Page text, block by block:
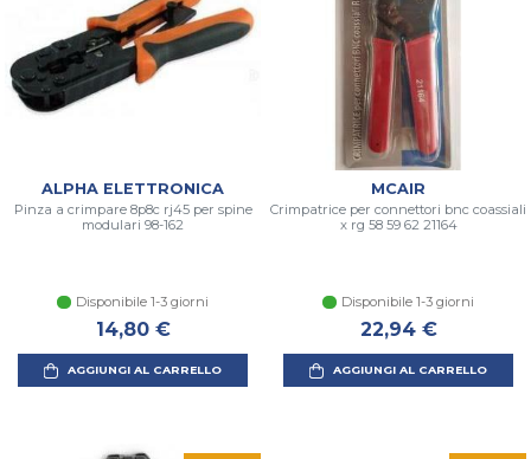
ALPHA ELETTRONICA
Pinza a crimpare 8p8c rj45 per spine
modulari 98-162
Disponibile 1-3 giorni
14,80 €
AGGIUNGI AL CARRELLO
MCAIR
Crimpatrice per connettori bnc coassiali
x rg 58 59 62 21164
Disponibile 1-3 giorni
22,94 €
AGGIUNGI AL CARRELLO